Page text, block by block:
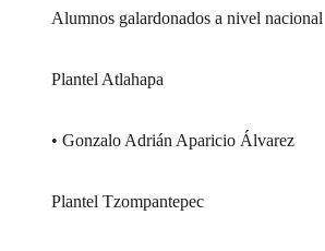
Alumnos galardonados a nivel nacional
Plantel Atlahapa
• Gonzalo Adrián Aparicio Álvarez
Plantel Tzompantepec